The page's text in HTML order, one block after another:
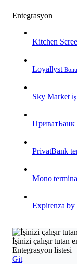
Entegrasyon
Kitchen
Loyallyst
Sky Market
ПриватБанк
PrivatBank
Mono
Expirenza by
İşinizi çalışır tutan
Entegrasyon listesi
Git